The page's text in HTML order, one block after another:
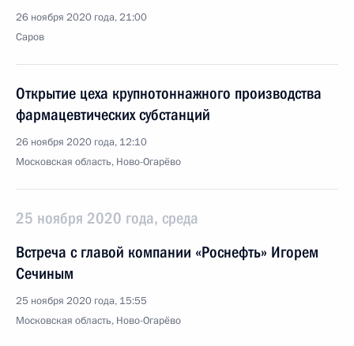
26 ноября 2020 года, 21:00
Саров
Открытие цеха крупнотоннажного производства
фармацевтических субстанций
26 ноября 2020 года, 12:10
Московская область, Ново-Огарёво
25 ноября 2020 года, среда
Встреча с главой компании «Роснефть» Игорем
Сечиным
25 ноября 2020 года, 15:55
Московская область, Ново-Огарёво